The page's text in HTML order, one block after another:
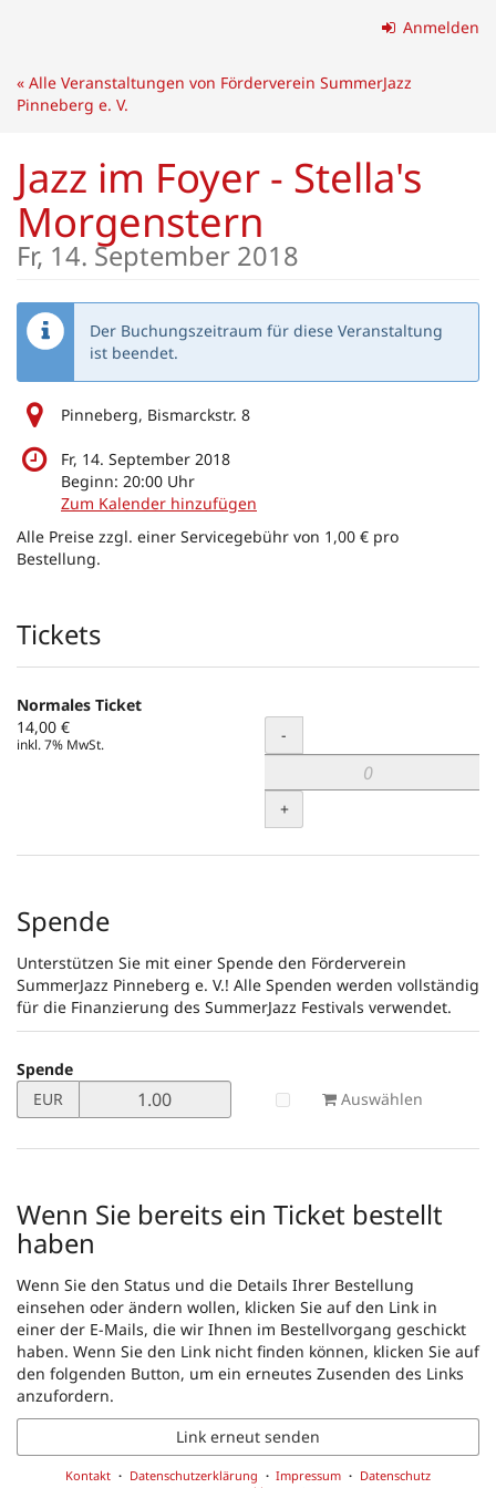
springen
Anmelden
« Alle Veranstaltungen von Förderverein SummerJazz
Pinneberg e. V.
Jazz im Foyer - Stella's
Morgenstern
Fr, 14. September 2018
Der Buchungszeitraum für diese Veranstaltung
ist beendet.
Pinneberg, Bismarckstr. 8
Fr, 14. September 2018
Beginn: 20:00 Uhr
Zum Kalender hinzufügen
Alle Preise zzgl. einer Servicegebühr von 1,00 € pro
Bestellung.
Produkte
Tickets
Normales Ticket
14,00 €
inkl. 7% MwSt. Menge
-
+
Spende
Unterstützen Sie mit einer Spende den Förderverein
SummerJazz Pinneberg e. V.! Alle Spenden werden vollständig
für die Finanzierung des SummerJazz Festivals verwendet.
Spende
Preis
in
setzen
EUR Auswählen
Wenn Sie bereits ein Ticket bestellt
haben
Wenn Sie den Status und die Details Ihrer Bestellung
einsehen oder ändern wollen, klicken Sie auf den Link in
einer der E-Mails, die wir Ihnen im Bestellvorgang geschickt
haben. Wenn Sie den Link nicht finden können, klicken Sie auf
den folgenden Button, um ein erneutes Zusenden des Links
anzufordern.
Link erneut senden
Kontakt Datenschutzerklärung Impressum
Datenschutz